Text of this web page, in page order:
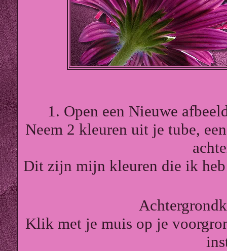
1. Open een Nieuwe
Neem 2 kleuren uit je tube,
Dit zijn mijn kleuren die ik
Klik met je muis op je